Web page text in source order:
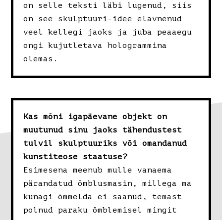
on selle teksti läbi lugenud, siis
on see skulptuuri-idee elavnenud
veel kellegi jaoks ja juba peaaegu
ongi kujutletava hologrammina
olemas.
Kas mõni igapäevane objekt on
muutunud sinu jaoks tähendustest
tulvil skulptuuriks või omandanud
kunstiteose staatuse?
Esimesena meenub mulle vanaema
pärandatud õmblusmasin, millega ma
kunagi õmmelda ei saanud, temast
polnud paraku õmblemisel mingit